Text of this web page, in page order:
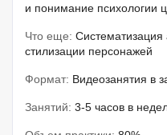
и понимание психологии
Что еще: Систематизация
стилизации персонажей
Формат: Видеозанятия в
Занятий: 3-5 часов в